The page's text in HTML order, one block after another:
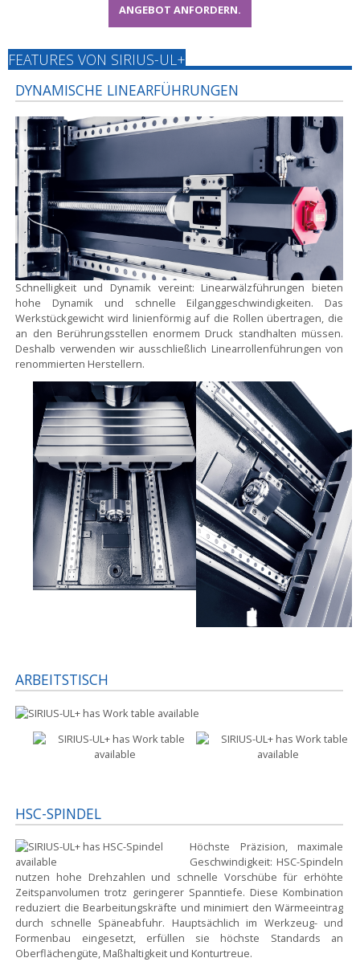
ANGEBOT ANFORDERN.
FEATURES VON SIRIUS-UL+
DYNAMISCHE LINEARFÜHRUNGEN
Schnelligkeit und Dynamik vereint: Linearwälzführungen bieten
hohe Dynamik und schnelle Eilganggeschwindigkeiten. Das
Werkstückgewicht wird linienförmig auf die Rollen übertragen, die
an den Berührungsstellen enormem Druck standhalten müssen.
Deshalb verwenden wir ausschließlich Linearrollenführungen von
renommierten Herstellern.
ARBEITSTISCH
HSC-SPINDEL
Höchste Präzision, maximale
Geschwindigkeit: HSC-Spindeln
nutzen hohe Drehzahlen und schnelle Vorschübe für erhöhte
Zeitspanvolumen trotz geringerer Spanntiefe. Diese Kombination
reduziert die Bearbeitungskräfte und minimiert den Wärmeeintrag
durch schnelle Späneabfuhr. Hauptsächlich im Werkzeug- und
Formenbau eingesetzt, erfüllen sie höchste Standards an
Oberflächengüte, Maßhaltigkeit und Konturtreue.